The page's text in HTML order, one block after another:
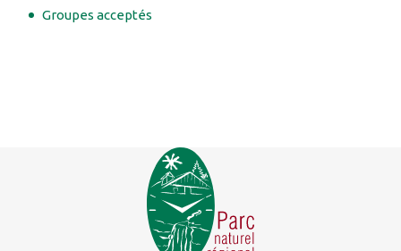
Groupes acceptés